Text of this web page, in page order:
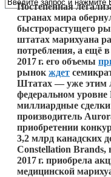
Постепенная
странах мира
быстрорастущего
штатах марихуана
потребления, а ещё
2017 г. его объемы
рынок ждет
Штатах — уже этим
федеральном
миллиардные
производитель
приобретении
3,2 млрд канадских
Constellation
2017 г. приобрела
медицинской